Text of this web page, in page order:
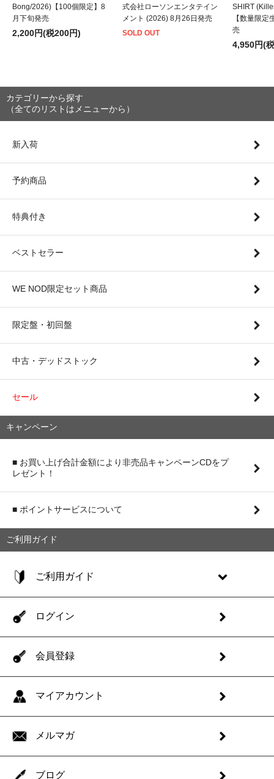
Bong/2026)【100個限定】8
月下旬発売
2,200円(税200円)
式会社ローソンエンタテイン
メント (2026) 8月26日発売
SOLD OUT
SHIRT
【数量限定
売
4,950円(
カテゴリーから探す
（全てのリストはメニューから）
新入荷
予約商品
特典付き
ベストセラー
WE NOD限定セット商品
限定盤・初回盤
中古・デッドストック
セール
キャンペーン
■ お買い上げ合計金額により非売品キャンペーンCDをプ
レゼント！
■ ポイントサービスについて
ご利用ガイド
ご利用ガイド
ログイン
会員登録
マイアカウント
メルマガ
ブログ